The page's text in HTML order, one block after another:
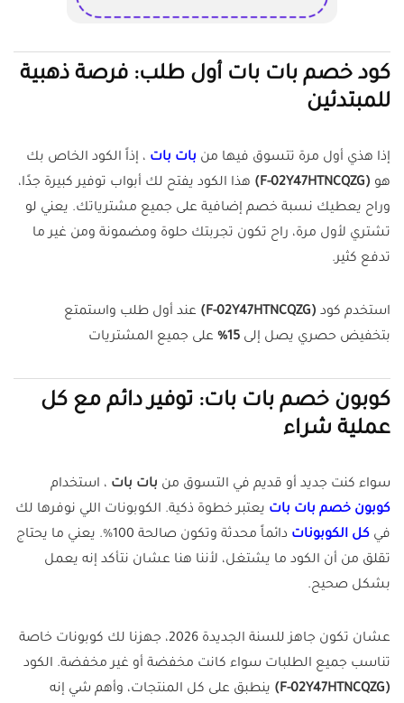
كود خصم بات بات أول طلب: فرصة ذهبية
للمبتدئين
إذا هذي أول مرة تتسوق فيها من بات بات ، إذاً الكود الخاص بك
هو (F-02Y47HTNCQZG)
هذا الكود يفتح لك أبواب توفير كبيرة جدًا،
وراح يعطيك نسبة خصم إضافية على جميع مشترياتك. يعني لو
تشتري لأول مرة، راح تكون تجربتك حلوة ومضمونة ومن غير ما
تدفع كثير.
استخدم كود (F-02Y47HTNCQZG)
عند أول طلب واستمتع
بتخفيض حصري يصل إلى 15% على جميع المشتريات
كوبون خصم بات بات: توفير دائم مع كل
عملية شراء
سواء كنت جديد أو قديم في التسوق من بات بات ، استخدام
كوبون خصم بات بات يعتبر خطوة ذكية. الكوبونات اللي نوفرها لك
في كل الكوبونات
دائماً محدثة وتكون صالحة 100%. يعني ما يحتاج
تقلق من أن الكود ما يشتغل، لأننا هنا عشان نتأكد إنه يعمل
بشكل صحيح.
عشان تكون جاهز للسنة الجديدة 2026، جهزنا لك كوبونات خاصة
تناسب جميع الطلبات سواء كانت مخفضة أو غير مخفضة. الكود
(F-02Y47HTNCQZG)
ينطبق على كل المنتجات، وأهم شي إنه